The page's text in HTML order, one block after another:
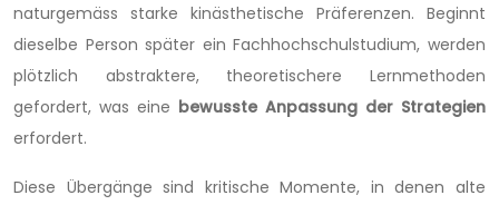
naturgemäss starke kinästhetische Präferenzen. Beginnt
dieselbe Person später ein Fachhochschulstudium, werden
plötzlich abstraktere, theoretischere Lernmethoden
gefordert, was eine bewusste Anpassung der Strategien
erfordert.
Diese Übergänge sind kritische Momente, in denen alte